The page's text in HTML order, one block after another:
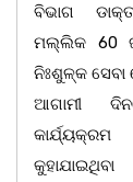
ବିଭାଗ
ମଲ୍ଲିକ 60
ନିଃଶୁଳ୍କ
ଆଗାମୀ
କୁହାଯାଇଥିବା